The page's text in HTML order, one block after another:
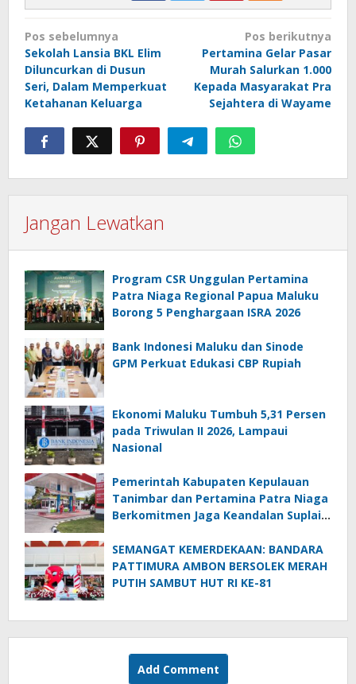
Navigasi
pos
Pos sebelumnya
Sekolah Lansia BKL Elim
Diluncurkan di Dusun
Seri, Dalam Memperkuat
Ketahanan Keluarga
Pos berikutnya
Pertamina Gelar Pasar
Murah Salurkan 1.000
Kepada Masyarakat Pra
Sejahtera di Wayame
Jangan Lewatkan
Program CSR Unggulan Pertamina
Patra Niaga Regional Papua Maluku
Borong 5 Penghargaan ISRA 2026
Bank Indonesi Maluku dan Sinode
GPM Perkuat Edukasi CBP Rupiah
Ekonomi Maluku Tumbuh 5,31 Persen
pada Triwulan II 2026, Lampaui
Nasional
Pemerintah Kabupaten Kepulauan
Tanimbar dan Pertamina Patra Niaga
Berkomitmen Jaga Keandalan Suplai
SEMANGAT KEMERDEKAAN: BANDARA
PATTIMURA AMBON BERSOLEK MERAH
PUTIH SAMBUT HUT RI KE-81
Add Comment